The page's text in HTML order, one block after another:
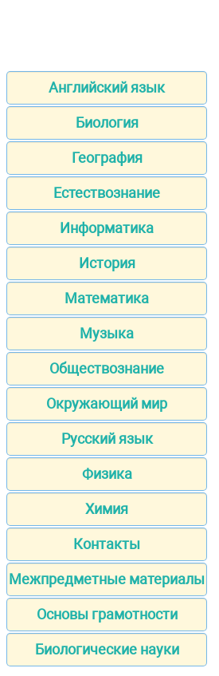
Английский язык
Биология
География
Естествознание
Информатика
История
Математика
Музыка
Обществознание
Окружающий мир
Русский язык
Физика
Химия
Контакты
Межпредметные материалы
Основы грамотности
Биологические науки